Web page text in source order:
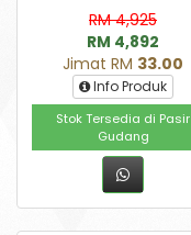
RM 4,925
RM 4,892
Jimat RM 33.00
Info Produk
Stok Tersedia di Pasir
Gudang